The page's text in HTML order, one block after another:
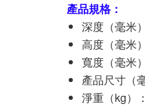
產品規格：
深度（毫米
高度（毫米
寬度（毫米
產品尺寸（
淨重（kg）